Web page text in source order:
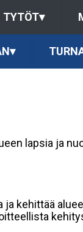
TYTÖT▾
▾
lapsia ja
kehittää